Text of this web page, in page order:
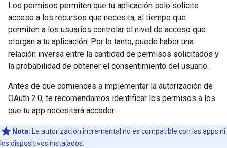
Los permisos permiten que tu aplicación solo solicite
acceso a los recursos que necesita, al tiempo que
permiten a los usuarios controlar el nivel de acceso que
otorgan a tu aplicación. Por lo tanto, puede haber una
relación inversa entre la cantidad de permisos solicitados y
la probabilidad de obtener el consentimiento del usuario.
Antes de que comiences a implementar la autorización de
OAuth 2.0, te recomendamos identificar los permisos a los
que tu app necesitará acceder.
Nota: La autorización incremental no es compatible con las apps ni
los dispositivos instalados.